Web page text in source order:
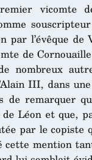
vicomte
par l’évêque
de
nombreux
III, dans
remarquer
de Léon et que,
par le copiste
mention